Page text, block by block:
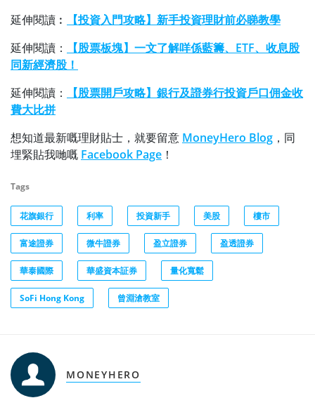
延伸閱讀︰
【投資入門攻略】新手投資理財前必睇教學
延伸閱讀：
【股票板塊】一文了解咩係藍籌、ETF、收息股
同新經濟股！
延伸閱讀：
【股票開戶攻略】銀行及證券行投資戶口佣金收
費大比拼
想知道最新嘅理財貼士，就要留意 MoneyHero Blog ，同
埋緊貼我哋嘅 Facebook Page ！
Tags
花旗銀行 利率 投資新手 美股 樓市
富途證券 微牛證券 盈立證券 盈透證券
華泰國際 華盛資本証券 量化寬鬆
SoFi Hong Kong 曾淵滄教室
MONEYHERO